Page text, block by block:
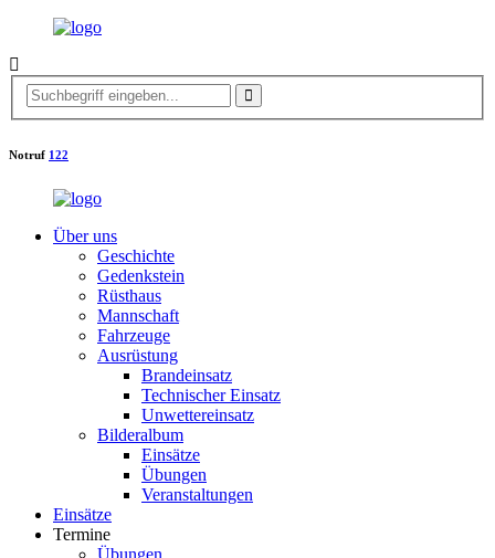
Notruf 122
Über uns
Geschichte
Gedenkstein
Rüsthaus
Mannschaft
Fahrzeuge
Ausrüstung
Brandeinsatz
Technischer Einsatz
Unwettereinsatz
Bilderalbum
Einsätze
Übungen
Veranstaltungen
Einsätze
Termine
Übungen